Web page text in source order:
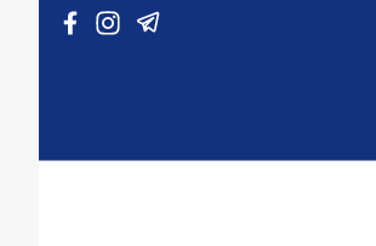
Vai al contenuto